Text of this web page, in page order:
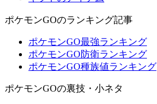
ポケモンGOのランキング記事
ポケモンGO最強ランキング
ポケモンGO防衛ランキング
ポケモンGO種族値ランキング
ポケモンGOの裏技・小ネタ